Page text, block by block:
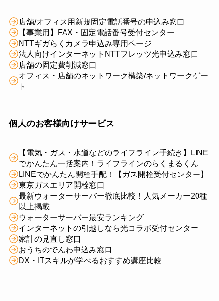
店舗/オフィス用新規固定電話番号の申込み窓口
【事業用】FAX・固定電話番号受付センター
NTTギガらくカメラ申込み専用ページ
法人向けインターネットNTTフレッツ光申込み窓口
店舗の固定費削減窓口
オフィス・店舗のネットワーク構築/ネットワークゲー
ト
個人のお客様向けサービス
【電気・ガス・水道などのライフライン手続き】LINE
でかんたん一括案内！ライフラインのらくまるくん
LINEでかんたん開栓手配！【ガス開栓受付センター】
東京ガスエリア開栓窓口
最新ウォーターサーバー徹底比較！人気メーカー20種
以上掲載
ウォーターサーバー最安ランキング
インターネットの引越しなら光コラボ受付センター
家計の見直し窓口
おうちのでんわ申込み窓口
DX・ITスキルが学べるおすすめ講座比較